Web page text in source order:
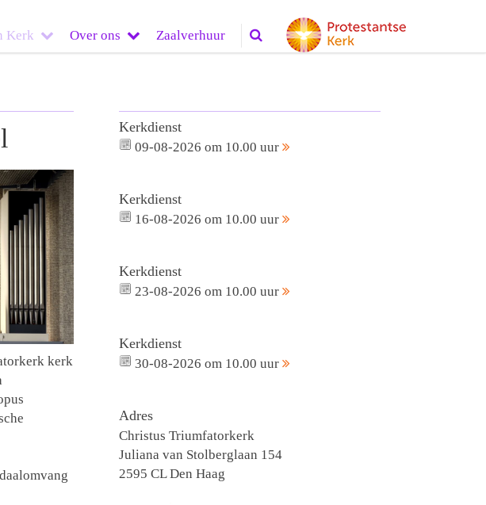
Kerk Over ons Zaalverhuur
kerk
Kerkdienst
09-08-2026 om 10.00 uur
Kerkdienst
16-08-2026 om 10.00 uur
Kerkdienst
23-08-2026 om 10.00 uur
Kerkdienst
30-08-2026 om 10.00 uur
Adres
Christus Triumfatorkerk
Juliana van Stolberglaan 154
2595 CL Den Haag